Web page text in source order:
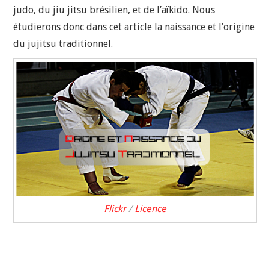
judo, du jiu jitsu brésilien, et de l’aïkido. Nous
étudierons donc dans cet article la naissance et l’origine
du jujitsu traditionnel.
Flickr/Licence